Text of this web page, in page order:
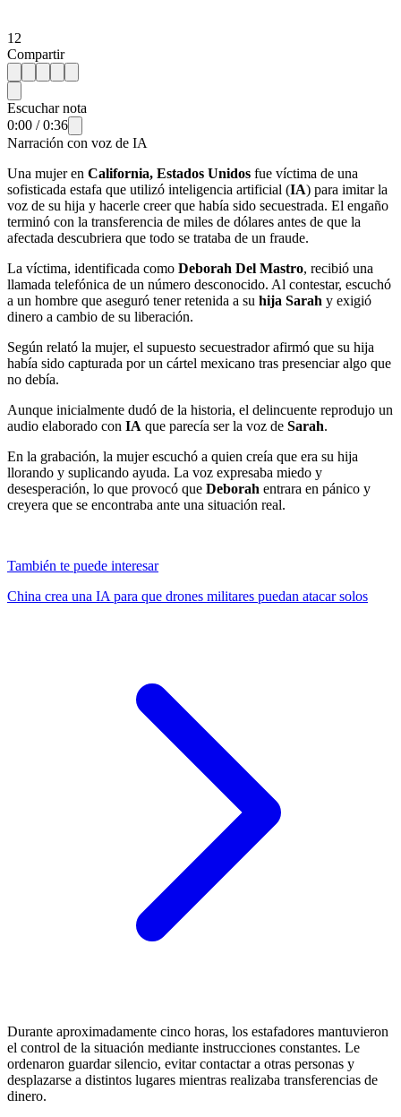
12
Compartir
Escuchar nota
0:00 /0:36
Narración con voz de IA
Una mujer en California, Estados Unidos fue víctima de una
sofisticada estafa que utilizó inteligencia artificial (IA) para imitar la
voz de su hija y hacerle creer que había sido secuestrada. El engaño
terminó con la transferencia de miles de dólares antes de que la
afectada descubriera que todo se trataba de un fraude.
La víctima, identificada como Deborah Del Mastro, recibió una
llamada telefónica de un número desconocido. Al contestar, escuchó
a un hombre que aseguró tener retenida a su hija Sarah y exigió
dinero a cambio de su liberación.
Según relató la mujer, el supuesto secuestrador afirmó que su hija
había sido capturada por un cártel mexicano tras presenciar algo que
no debía.
Aunque inicialmente dudó de la historia, el delincuente reprodujo un
audio elaborado con IA que parecía ser la voz de Sarah.
En la grabación, la mujer escuchó a quien creía que era su hija
llorando y suplicando ayuda. La voz expresaba miedo y
desesperación, lo que provocó que Deborah entrara en pánico y
creyera que se encontraba ante una situación real.
También te puede interesar
China crea una IA para que drones militares puedan atacar solos
Durante aproximadamente cinco horas, los estafadores mantuvieron
el control de la situación mediante instrucciones constantes. Le
ordenaron guardar silencio, evitar contactar a otras personas y
desplazarse a distintos lugares mientras realizaba transferencias de
dinero.